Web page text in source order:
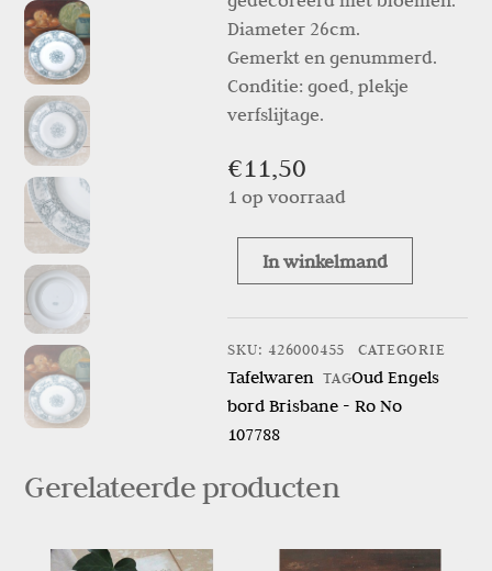
Diameter 26cm.
Gemerkt en genummerd.
Conditie: goed, plekje
verfslijtage.
€11,50
1 op voorraad
Brisbane
–
Ro
No
107788
aantal
In winkelmand
SKU: 426000455 CATEGORIE
Tafelwaren TAGOud Engels
bord Brisbane - Ro No
107788
Gerelateerde producten